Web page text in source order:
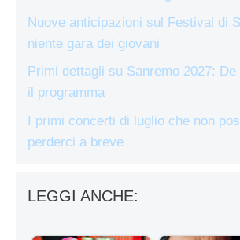
Nuove anticipazioni sul Festival di
niente gara dei giovani
Primi dettagli su Sanremo 2027:
il programma
I primi concerti di luglio che non
perderci a breve
LEGGI ANCHE: